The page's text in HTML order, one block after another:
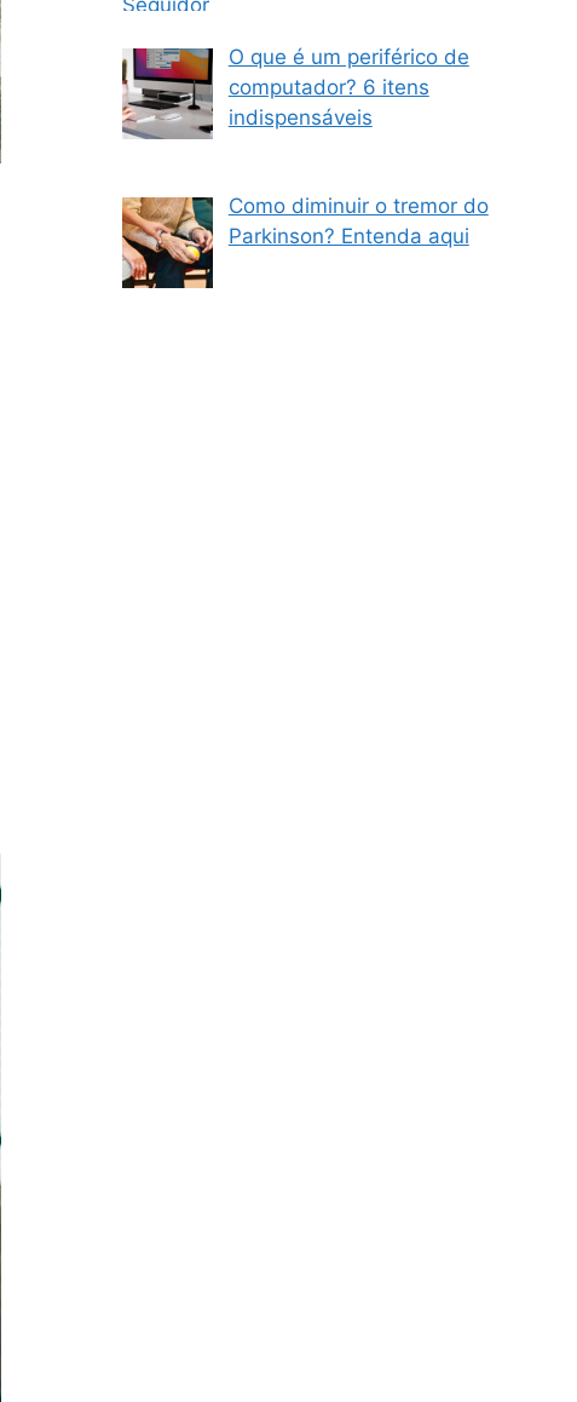
O que é um periférico de
computador? 6 itens
indispensáveis
Como diminuir o tremor do
Parkinson? Entenda aqui